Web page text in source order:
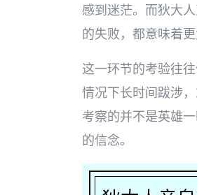
感到迷茫。而狄大
的失败，都意味着
这一环节的考验往
情况下长时间跋涉
考察的并不是英雄
的信念。